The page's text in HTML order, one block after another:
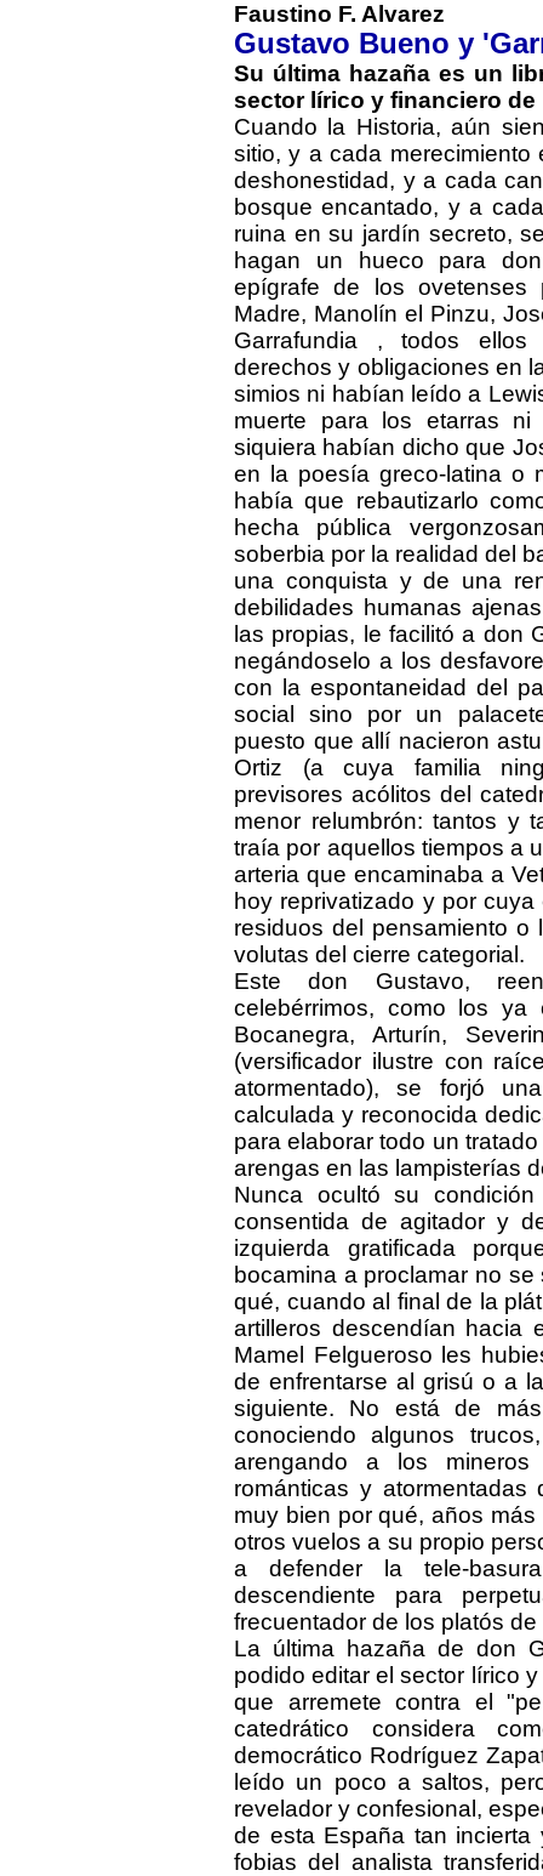
Faustino F. Alvarez
Gustavo Bueno y
Su última hazaña es un
sector lírico y financiero de
Cuando la Historia, aún
sitio, y a cada
deshonestidad, y a cada
bosque encantado, y a
ruina en su jardín secreto,
hagan un hueco para
epígrafe de los ovetenses
Madre, Manolín el Pinzu,
Garrafundia , todos
derechos y obligaciones en
simios ni habían leído a
muerte para los etarras
siquiera habían dicho que
en la poesía greco-latina o
había que rebautizarlo
hecha pública
soberbia por la realidad del
una conquista y de una
debilidades humanas
las propias, le facilitó a don
negándoselo a los
con la espontaneidad del
social sino por un
puesto que allí nacieron
Ortiz (a cuya familia
previsores acólitos del
menor relumbrón: tantos y
traía por aquellos tiempos a
arteria que encaminaba a
hoy reprivatizado y por
residuos del pensamiento
volutas del cierre categorial.
Este don Gustavo,
celebérrimos, como los
Bocanegra, Arturín,
(versificador ilustre con
atormentado), se forjó
calculada y reconocida
para elaborar todo un
arengas en las lampisterías
Nunca ocultó su
consentida de agitador y
izquierda gratificada
bocamina a proclamar no
qué, cuando al final de la
artilleros descendían
Mamel Felgueroso les
de enfrentarse al grisú o a
siguiente. No está de
conociendo algunos
arengando a los
románticas y
muy bien por qué, años
otros vuelos a su propio
a defender la tele-
descendiente para
frecuentador de los platós
La última hazaña de don
podido editar el sector lírico
que arremete contra el
catedrático considera
democrático Rodríguez
leído un poco a saltos,
revelador y confesional,
de esta España tan
fobias del analista